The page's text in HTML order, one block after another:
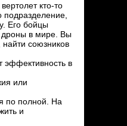
кто-то
Его бойцы
дроны в мире. Вы
союзников
эффективность в
или
по полной. На
и